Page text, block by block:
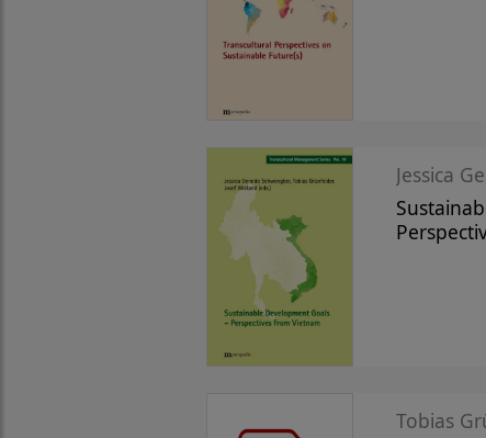
Jessica
Tobias